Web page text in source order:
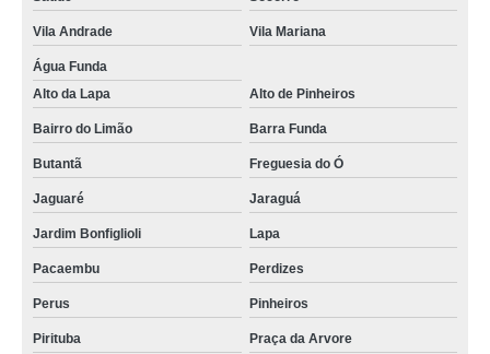
Vila Andrade Vila Mariana
Água Funda
Alto da Lapa
Alto de Pinheiros
Bairro do Limão Barra Funda
Butantã Freguesia do Ó
Jaguaré Jaraguá
Jardim Bonfiglioli Lapa
Pacaembu Perdizes
Perus Pinheiros
Pirituba Praça da Arvore